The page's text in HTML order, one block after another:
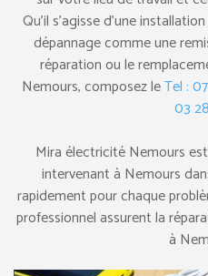
Qu’il s’agisse d’une
dépannage comme une
réparation ou le
Nemours, composez leTel :
03
Mira électricité Nemours
intervenant à Nemours
rapidement pour chaque
professionnel assurent la
à